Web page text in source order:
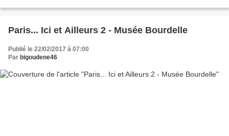
Paris... Ici et Ailleurs 2 - Musée Bourdelle
Publié le 22/02/2017 à 07:00
Par bigoudene46